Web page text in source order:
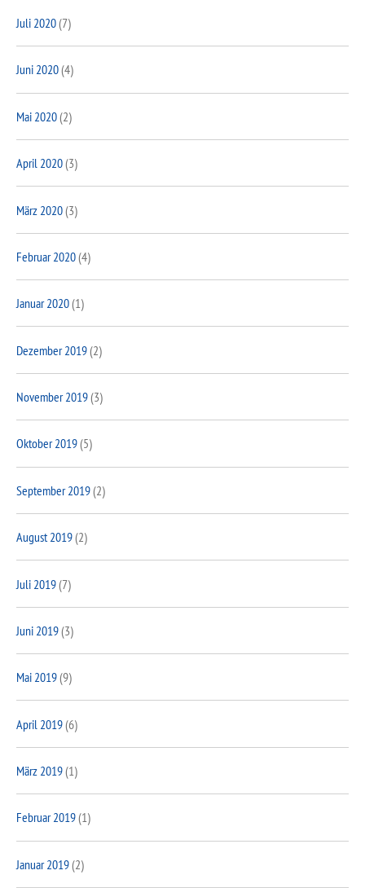
Juli 2020(7)
Juni 2020(4)
Mai 2020(2)
April 2020(3)
März 2020(3)
Februar 2020(4)
Januar 2020(1)
Dezember 2019(2)
November 2019(3)
Oktober 2019(5)
September 2019(2)
August 2019(2)
Juli 2019(7)
Juni 2019(3)
Mai 2019(9)
April 2019(6)
März 2019(1)
Februar 2019(1)
Januar 2019(2)